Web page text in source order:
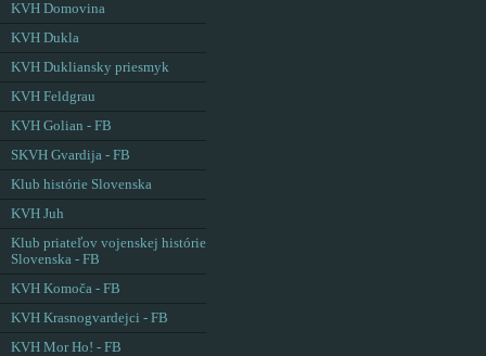
KVH Domovina
KVH Dukla
KVH Dukliansky priesmyk
KVH Feldgrau
KVH Golian - FB
SKVH Gvardija - FB
Klub histórie Slovenska
KVH Juh
Klub priateľov vojenskej histórie
Slovenska - FB
KVH Komoča - FB
KVH Krasnogvardejci - FB
KVH Mor Ho! - FB